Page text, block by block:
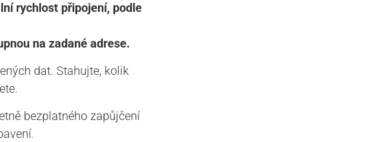
rychlost připojení, podle
na zadané adrese.
dat. Stahujte, kolik
bezplatného zapůjčení